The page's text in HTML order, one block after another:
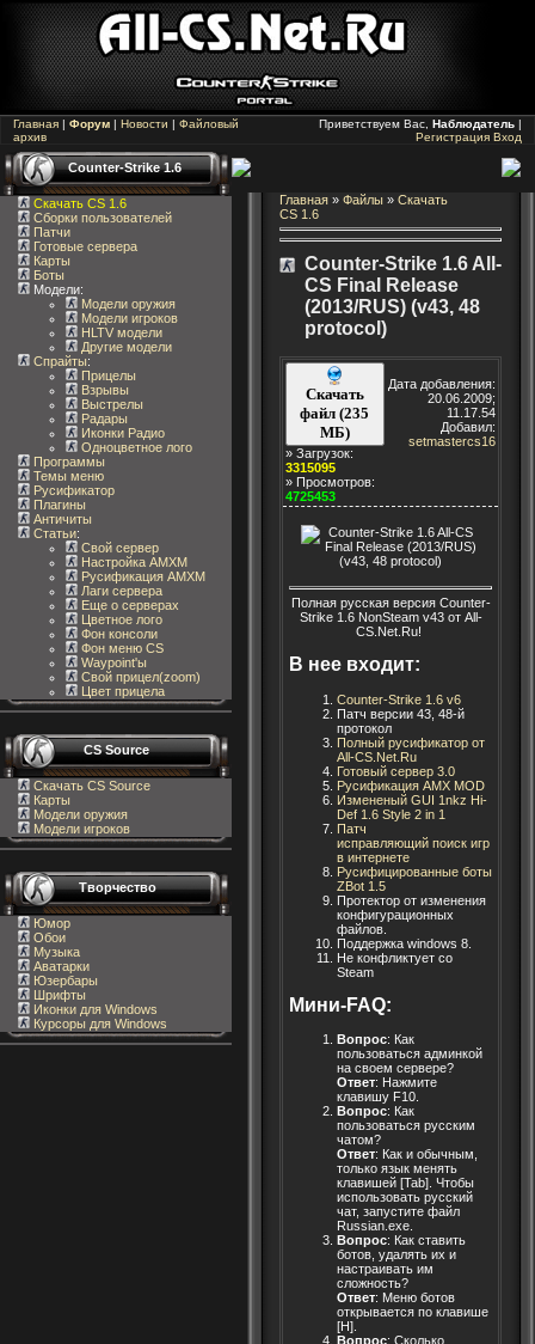
Главная | Форум | Новости | Файловый
архив
Приветствуем Вас, Наблюдатель |
Регистрация Вход
Counter-Strike 1.6
Скачать CS 1.6
Сборки пользователей
Патчи
Готовые сервера
Карты
Боты
Модели:
Модели оружия
Модели игроков
HLTV модели
Другие модели
Спрайты:
Прицелы
Взрывы
Выстрелы
Радары
Иконки Радио
Одноцветное лого
Программы
Темы меню
Русификатор
Плагины
Античиты
Статьи:
Свой сервер
Настройка AMXM
Русификация AMXM
Лаги сервера
Еще о серверах
Цветное лого
Фон консоли
Фон меню CS
Waypoint'ы
Свой прицел(zoom)
Цвет прицела
CS Source
Скачать CS Source
Карты
Модели оружия
Модели игроков
Творчество
Юмор
Обои
Музыка
Аватарки
Юзербары
Шрифты
Иконки для Windows
Курсоры для Windows
Главная » Файлы » Скачать
CS 1.6
Counter-Strike 1.6 All-
CS Final Release
(2013/RUS) (v43, 48
protocol)
Скачать
файл (235
МБ)
» Загрузок:
3315095
» Просмотров:
4725453
Дата добавления:
20.06.2009;
11.17.54
Добавил:
setmastercs16
Полная русская версия Counter-
Strike 1.6 NonSteam v43 от All-
CS.Net.Ru!
В нее входит:
Counter-Strike 1.6 v6
Патч версии 43, 48-й
протокол
Полный русификатор от
All-CS.Net.Ru
Готовый сервер 3.0
Русификация AMX MOD
Измененый GUI 1nkz Hi-
Def 1.6 Style 2 in 1
Патч
исправляющий поиск игр
в интернете
Русифицированные боты
ZBot 1.5
Протектор от изменения
конфигурационных
файлов.
Поддержка windows 8.
Не конфликтует со
Steam
Мини-FAQ:
Вопрос: Как
пользоваться админкой
на своем сервере?
Ответ: Нажмите
клавишу F10.
Вопрос: Как
пользоваться русским
чатом?
Ответ: Как и обычным,
только язык менять
клавишей [Tab]. Чтобы
использовать русский
чат, запустите файл
Russian.exe.
Вопрос: Как ставить
ботов, удалять их и
настраивать им
сложность?
Ответ: Меню ботов
открывается по клавише
[H].
Вопрос: Сколько